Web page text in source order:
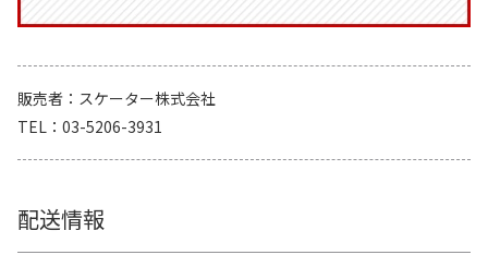
販売者
スケーター株式会社
TEL
03-5206-3931
配送情報